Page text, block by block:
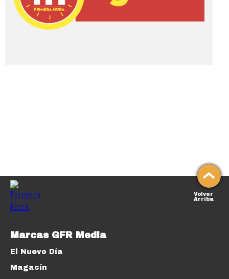
Volver
Arriba
Marcas GFR Media
El Nuevo Día
Magacín